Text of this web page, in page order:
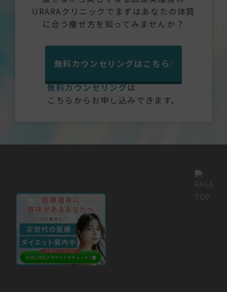
URARAクリニックでまずはあなたの体質
に合う痩せ方を知ってみませんか？
無料カウンセリングはこちら
無料カウンセリングは
こちらからお申し込みできます。